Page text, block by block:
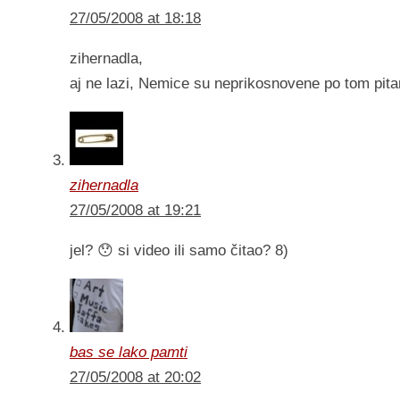
27/05/2008 at 18:18
zihernadla,
aj ne lazi, Nemice su neprikosnovene po tom
zihernadla
27/05/2008 at 19:21
jel? 😯 si video ili samo čitao? 8)
bas se lako pamti
27/05/2008 at 20:02